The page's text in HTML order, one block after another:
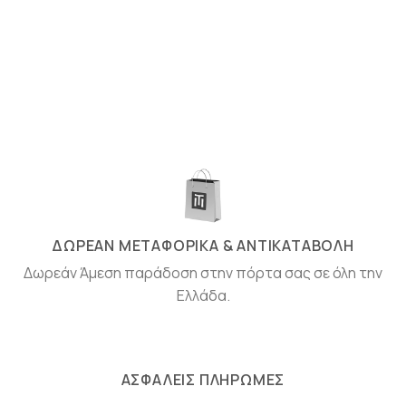
ΔΩΡΕΑΝ ΜΕΤΑΦΟΡΙΚΑ & ΑΝΤΙΚΑΤΑΒΟΛΗ
Δωρεάν Άμεση παράδοση στην πόρτα σας σε όλη την
Ελλάδα.
ΑΣΦΑΛΕΙΣ ΠΛΗΡΩΜΕΣ